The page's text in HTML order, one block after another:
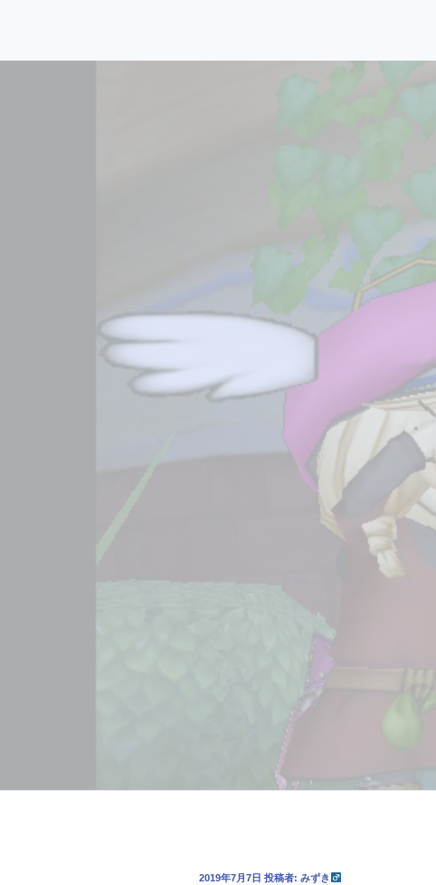
投
2019年7月7日 投稿者: みずき